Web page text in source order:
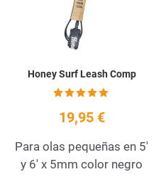
Honey Surf Leash Comp
19,95 €
Para olas pequeñas en 5'
y 6' x 5mm color negro